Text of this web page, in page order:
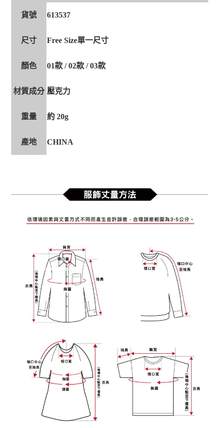
貨號 613537
尺寸 Free Size單一尺寸
顏色 01款 / 02款 / 03款
材質成分 壓克力
重量 約 20g
產地 CHINA